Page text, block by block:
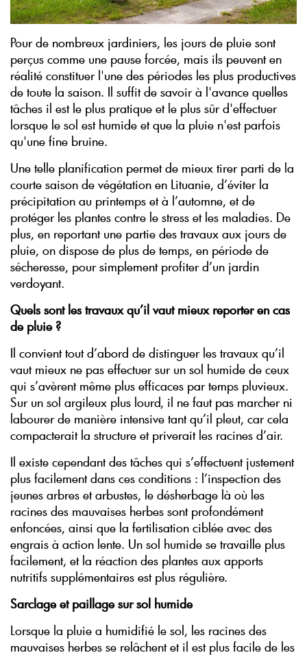
Pour de nombreux jardiniers, les jours de pluie sont
perçus comme une pause forcée, mais ils peuvent en
réalité constituer l'une des périodes les plus productives
de toute la saison. Il suffit de savoir à l'avance quelles
tâches il est le plus pratique et le plus sûr d'effectuer
lorsque le sol est humide et que la pluie n'est parfois
qu'une fine bruine.
Une telle planification permet de mieux tirer parti de la
courte saison de végétation en Lituanie, d’éviter la
précipitation au printemps et à l’automne, et de
protéger les plantes contre le stress et les maladies. De
plus, en reportant une partie des travaux aux jours de
pluie, on dispose de plus de temps, en période de
sécheresse, pour simplement profiter d’un jardin
verdoyant.
Quels sont les travaux qu’il vaut mieux reporter en cas
de pluie ?
Il convient tout d’abord de distinguer les travaux qu’il
vaut mieux ne pas effectuer sur un sol humide de ceux
qui s’avèrent même plus efficaces par temps pluvieux.
Sur un sol argileux plus lourd, il ne faut pas marcher ni
labourer de manière intensive tant qu’il pleut, car cela
compacterait la structure et priverait les racines d’air.
Il existe cependant des tâches qui s’effectuent justement
plus facilement dans ces conditions : l’inspection des
jeunes arbres et arbustes, le désherbage là où les
racines des mauvaises herbes sont profondément
enfoncées, ainsi que la fertilisation ciblée avec des
engrais à action lente. Un sol humide se travaille plus
facilement, et la réaction des plantes aux apports
nutritifs supplémentaires est plus régulière.
Sarclage et paillage sur sol humide
Lorsque la pluie a humidifié le sol, les racines des
mauvaises herbes se relâchent et il est plus facile de les